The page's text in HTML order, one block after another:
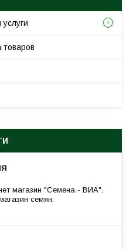
товаров
магазин "Семена - ВИА".
семян.